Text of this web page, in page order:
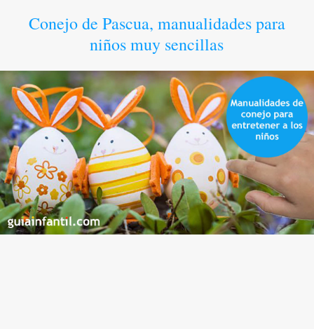
Conejo de Pascua, manualidades para
niños muy sencillas